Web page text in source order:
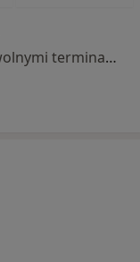
Brak dostępnych specjalistów z wolnymi terminami w tym centrum medycznym.